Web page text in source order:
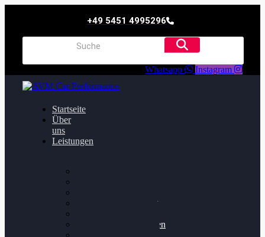
+49 5451 4995296
Whatsapp Instagram
Startseite
Über
uns
Leistungen
Getriebeoptimierung
Bremsscheiben planen